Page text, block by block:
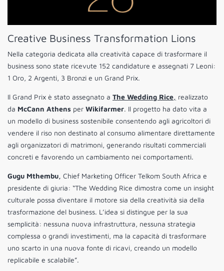
Creative Business Transformation Lions
Nella categoria dedicata alla creatività capace di trasformare il
business sono state ricevute 152 candidature e assegnati 7 Leoni:
1 Oro, 2 Argenti, 3 Bronzi e un Grand Prix.
Il Grand Prix è stato assegnato a The Wedding Rice, realizzato
da McCann Athens per Wikifarmer. Il progetto ha dato vita a
un modello di business sostenibile consentendo agli agricoltori di
vendere il riso non destinato al consumo alimentare direttamente
agli organizzatori di matrimoni, generando risultati commerciali
concreti e favorendo un cambiamento nei comportamenti.
Gugu Mthembu, Chief Marketing Officer Telkom South Africa e
presidente di giuria: “The Wedding Rice dimostra come un insight
culturale possa diventare il motore sia della creatività sia della
trasformazione del business. L’idea si distingue per la sua
semplicità: nessuna nuova infrastruttura, nessuna strategia
complessa o grandi investimenti, ma la capacità di trasformare
uno scarto in una nuova fonte di ricavi, creando un modello
replicabile e scalabile”.